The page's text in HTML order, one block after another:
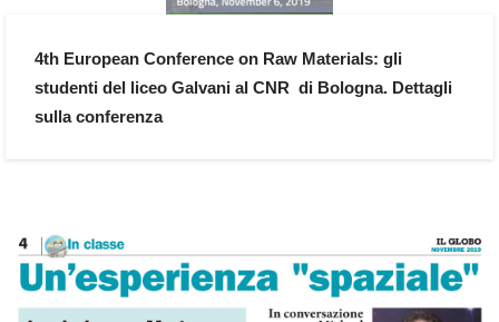
4th European Conference on Raw Materials: gli
studenti del liceo Galvani al CNR di Bologna. Dettagli
sulla conferenza